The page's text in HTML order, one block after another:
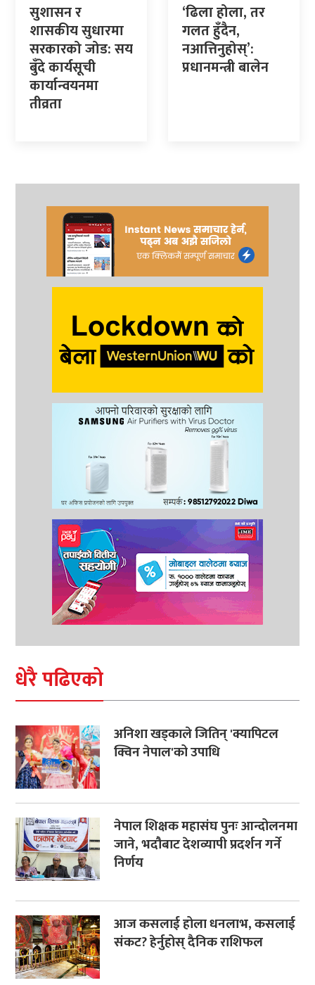
सुशासन र
शासकीय सुधारमा
सरकारको जोड: सय
बुँदे कार्यसूची
कार्यान्वयनमा
तीव्रता
‘ढिला होला, तर
गलत हुँदैन,
नआत्तिनुहोस्’:
प्रधानमन्त्री बालेन
धेरै पढिएको
अनिशा खड्काले जितिन् 'क्यापिटल
क्विन नेपाल'को उपाधि
नेपाल शिक्षक महासंघ पुनः आन्दोलनमा
जाने, भदौबाट देशव्यापी प्रदर्शन गर्ने
निर्णय
आज कसलाई होला धनलाभ, कसलाई
संकट? हेर्नुहोस् दैनिक राशिफल